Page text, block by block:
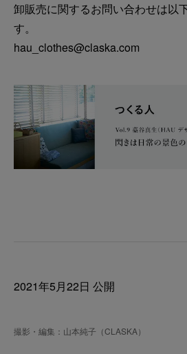
卸販売に関するお問い合わせは以
す。
hau_clothes@claska.com
2021年5月22日 公開
撮影・編集：山本純子（CLASKA）